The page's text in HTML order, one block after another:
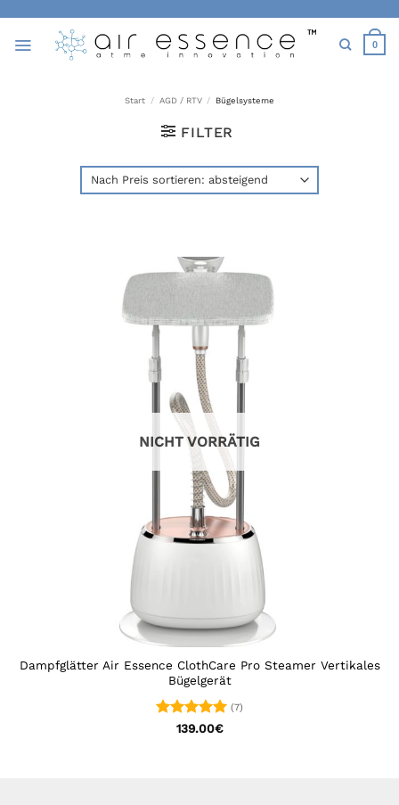
springen
0
Start / AGD / RTV / Bügelsysteme
FILTER
NICHT VORRÄTIG
Dampfglätter Air Essence ClothCare Pro Steamer Vertikales
Bügelgerät
Bewertet
(7)
139.00€